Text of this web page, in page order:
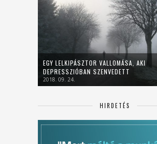
EGY LELKIPÁSZTOR VALLOMÁSA, AKI
DEPRESSZIÓBAN SZENVEDETT
2018. 09. 24.
HIRDETÉS